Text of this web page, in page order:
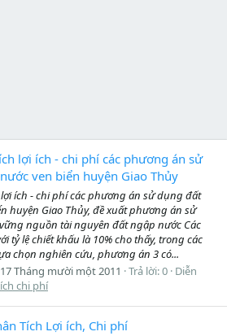
lợi ích - chi phí các phương án sử
ven biển huyện Giao Thủy
ích - chi phí các phương án sử dụng đất
huyện Giao Thủy, đề xuất phương án sử
nguồn tài nguyên đất ngập nước Các
tỷ lệ chiết khấu là 10% cho thấy, trong các
chọn nghiên cứu, phương án 3 có...
17 Tháng mười một 2011 Trả lời: 0 Diễn
chi phí
Tích Lợi ích, Chi phí